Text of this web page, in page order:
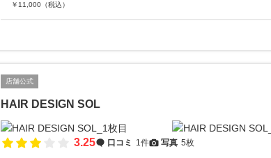
￥ 11,000 （税込）
店舗公式
HAIR DESIGN SOL
3.25 口コミ 1件 写真 5枚